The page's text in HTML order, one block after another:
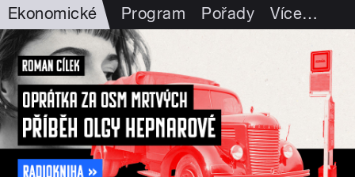
Ekonomické Program Pořady Více…